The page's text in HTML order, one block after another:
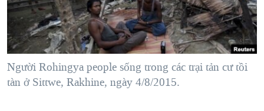
"Tìm"NGƯỜI VIỆT HẢI NGOẠI
ĐỜI SỐNG
KINH TẾ
TẠI
HÀNH TRÌNH BẦU CỬ 2024
MỘT NĂM CHIẾN TRANH TẠI DẢI GAZA
GIẢI MÃ VÀNH ĐAI & CON ĐƯỜNG
NGÀY TỊ NẠN THẾ GIỚI
VIDEO
NGHE
MẠNG XÃ HỘI
Người Rohingya people sống trong các trại tản cư tồi
tàn ở Sittwe, Rakhine, ngày 4/8/2015.